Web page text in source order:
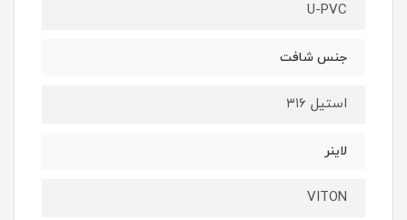
U-PVC
جنس شافت
استیل ۳۱۶
لاینر
VITON